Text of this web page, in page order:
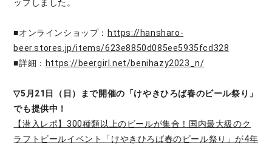
ップしました。
■オンラインショップ： https://hansharo-
beer.stores.jp/items/623e8850d085ee5935fcd328
■詳細： https://beergirl.net/benihazy2023_n/
▽5月21日（日）まで開催の「けやきひろば春のビール祭り」
でも提供中！
【潜入レポ】300種類以上のビールが集合！国内最大級のク
ラフトビールイベント「けやきひろば春のビール祭り」が4年